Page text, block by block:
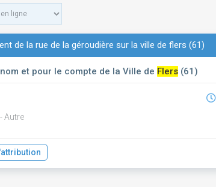
de la rue de la géroudière sur la ville de flers (61)
nom et pour le compte de la Ville de Flers (61)
Autre